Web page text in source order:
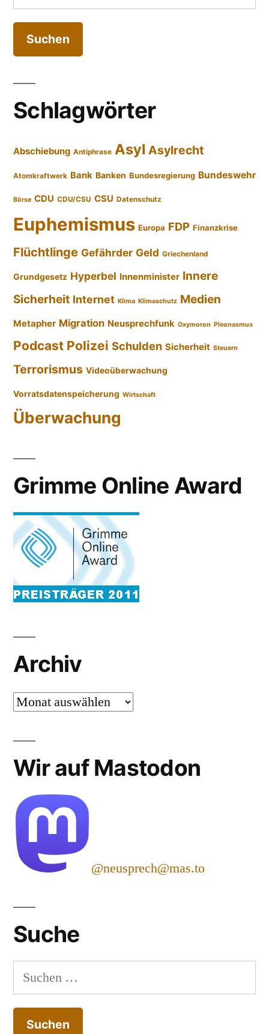
nach:
Schlagwörter
Abschiebung Antiphrase Asyl Asylrecht
Atomkraftwerk Bank Banken Bundesregierung Bundeswehr
Börse CDU CDU/CSU CSU Datenschutz
Euphemismus Europa FDP Finanzkrise
Flüchtlinge Gefährder Geld Griechenland
Grundgesetz Hyperbel Innenminister Innere
Sicherheit Internet Klima Klimaschutz Medien
Metapher Migration Neusprechfunk Oxymoron Pleonasmus
Podcast Polizei Schulden Sicherheit Steuern
Terrorismus Videoüberwachung
Vorratsdatenspeicherung Wirtschaft
Überwachung
Grimme Online Award
Archiv
Archiv
Wir auf Mastodon
@neusprech@mas.to
Suche
Suchen
nach: